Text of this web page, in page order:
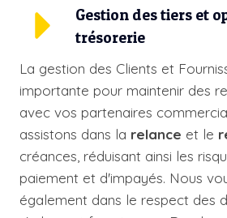
Gestion des tiers et
trésorerie
La gestion des Clients et
importante pour maintenir des
avec vos partenaires
assistons dans la relance et le
créances, réduisant ainsi les
paiement et d'impayés. Nous
également dans le respect des